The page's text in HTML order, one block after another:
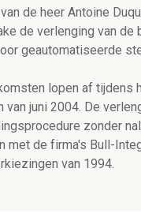
de heer Antoine
de verlenging van
geautomatiseerde
lopen af tijdens
van juni 2004. De
zonder
met de firma's Bull-
van 1994.